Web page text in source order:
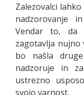
Zalezovalci
nadzorovanje
Vendar to, da
zagotavlja nujno
bo našla
nadzoruje in
ustrezno
svojo varnost.